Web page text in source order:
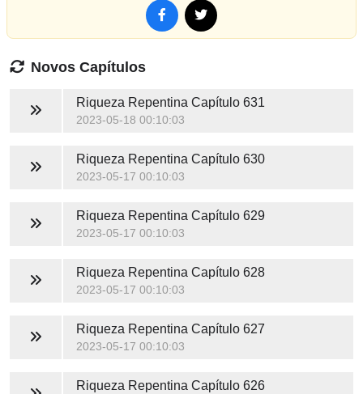
Novos Capítulos
Riqueza Repentina Capítulo 631
2023-05-18 00:10:03
Riqueza Repentina Capítulo 630
2023-05-17 00:10:03
Riqueza Repentina Capítulo 629
2023-05-17 00:10:03
Riqueza Repentina Capítulo 628
2023-05-17 00:10:03
Riqueza Repentina Capítulo 627
2023-05-17 00:10:03
Riqueza Repentina Capítulo 626